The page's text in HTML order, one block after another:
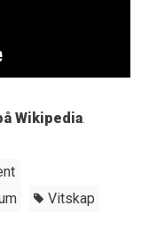
Wikipedia
Vitskap